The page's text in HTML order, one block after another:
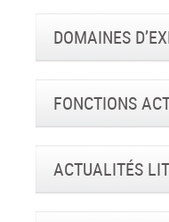
DOMAINES
FONCTIONS
ACTUALITÉS